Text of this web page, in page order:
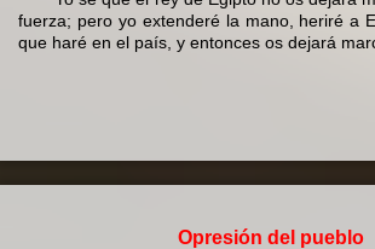
fuerza; pero yo extenderé la mano, heriré a
que haré en el país, y entonces os dejará
Opresión del pueblo